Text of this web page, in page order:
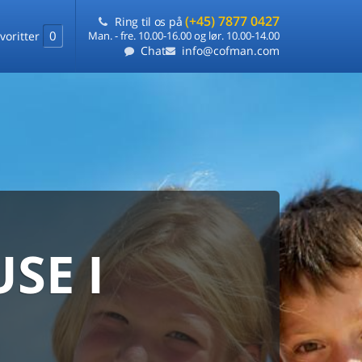
0
Ring til os på (+45) 7877 0427
Man. - fre. 10.00-16.00 og lør. 10.00-14.00
Chat info@cofman.com
I
laveste pris
ét sted